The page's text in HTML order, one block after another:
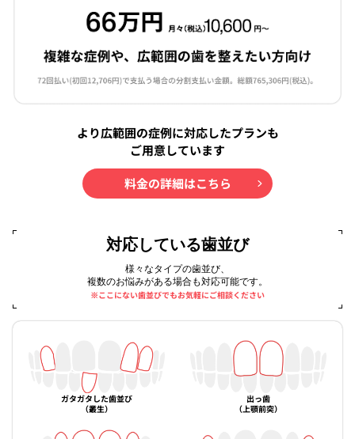
より広範囲の症例に対応したプランも
ご用意しています
料金の詳細はこちら
対応している歯並び
様々なタイプの歯並び、
複数のお悩みがある場合も対応可能です。
※ここにない歯並びでもお気軽にご相談ください
ガタガタした歯並び
（叢生）
出っ歯
（上顎前突）